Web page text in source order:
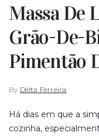
Massa De
Grão-De-
Pimentão
By Delta Ferreira
Há dias em que a
cozinha,